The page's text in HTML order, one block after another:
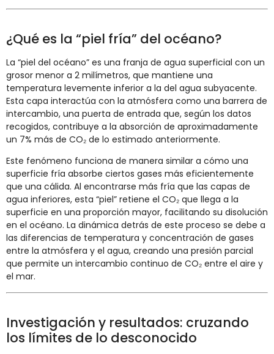
¿Qué es la “piel fría” del océano?
La “piel del océano” es una franja de agua superficial con un
grosor menor a 2 milímetros, que mantiene una
temperatura levemente inferior a la del agua subyacente.
Esta capa interactúa con la atmósfera como una barrera de
intercambio, una puerta de entrada que, según los datos
recogidos, contribuye a la absorción de aproximadamente
un 7% más de CO₂ de lo estimado anteriormente.
Este fenómeno funciona de manera similar a cómo una
superficie fría absorbe ciertos gases más eficientemente
que una cálida. Al encontrarse más fría que las capas de
agua inferiores, esta “piel” retiene el CO₂ que llega a la
superficie en una proporción mayor, facilitando su disolución
en el océano. La dinámica detrás de este proceso se debe a
las diferencias de temperatura y concentración de gases
entre la atmósfera y el agua, creando una presión parcial
que permite un intercambio continuo de CO₂ entre el aire y
el mar.
Investigación y resultados: cruzando
los límites de lo desconocido